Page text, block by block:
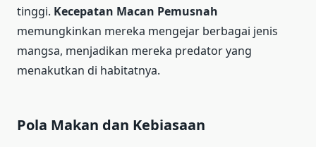
tinggi. Kecepatan Macan Pemusnah
memungkinkan mereka mengejar berbagai jenis
mangsa, menjadikan mereka predator yang
menakutkan di habitatnya.
Pola Makan dan Kebiasaan